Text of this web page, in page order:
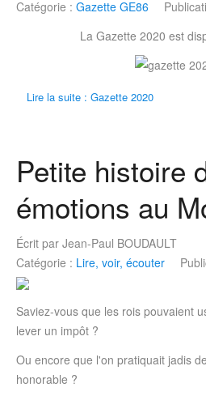
Catégorie : Gazette GE86
La Gazette 2020 est
Lire la suite : Gazette 2020
Petite histoire
émotions au
Écrit par Jean-Paul BOUDAULT
Catégorie : Lire, voir, écouter
Saviez-vous que les rois pouvaient
lever un impôt ?
Ou encore que l'on pratiquait jadis
honorable ?